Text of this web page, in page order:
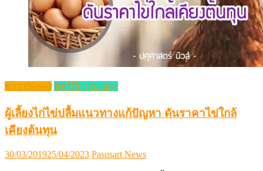
ข่าว (News) สัตว์ปีก (Poultry)
ผู้เลี้ยงไก่ไข่ปลื้มแนวทางแก้ปัญหา ดันราคาไข่ใกล้
เคียงต้นทุน
Posted
30/03/201925/04/2023 Author
Pasusart News